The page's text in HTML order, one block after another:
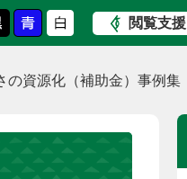
閲覧支援
の資源化（補助金）事例集